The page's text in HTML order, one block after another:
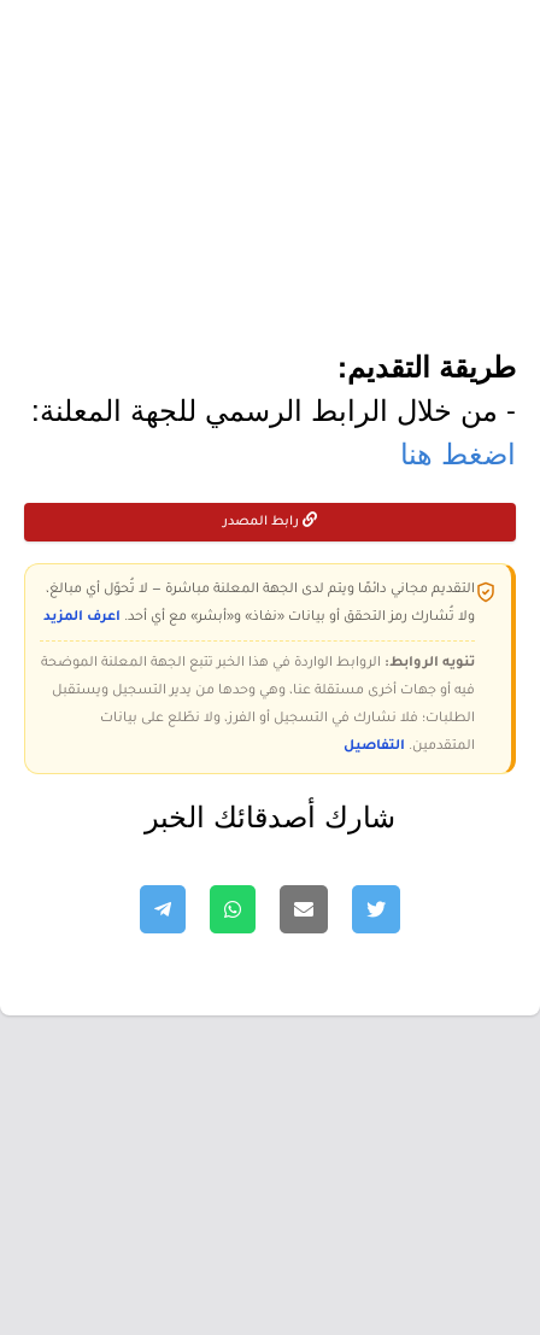
طريقة التقديم:
- من خلال الرابط الرسمي للجهة المعلنة:
اضغط هنا
رابط المصدر
التقديم مجاني دائمًا ويتم لدى الجهة المعلنة مباشرة — لا تُحوّل أي مبالغ،
ولا تُشارك رمز التحقق أو بيانات «نفاذ» و«أبشر» مع أي أحد. اعرف المزيد
تنويه الروابط: الروابط الواردة في هذا الخبر تتبع الجهة المعلنة الموضحة
فيه أو جهات أخرى مستقلة عنا، وهي وحدها من يدير التسجيل ويستقبل
الطلبات؛ فلا نشارك في التسجيل أو الفرز، ولا نطّلع على بيانات
المتقدمين. التفاصيل
شارك أصدقائك الخبر